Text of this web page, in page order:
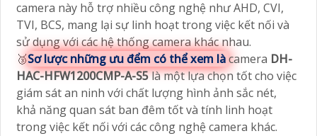
camera này hỗ trợ nhiều công nghệ như AHD, CVI,
TVI, BCS, mang lại sự linh hoạt trong việc kết nối và
sử dụng với các hệ thống camera khác nhau.
🥉Sơ lược những ưu đểm có thể xem làcamera DH-
HAC-HFW1200CMP-A-S5là một lựa chọn tốt cho việc
giám sát an ninh với chất lượng hình ảnh sắc nét,
khả năng quan sát ban đêm tốt và tính linh hoạt
trong việc kết nối với các công nghệ camera khác.